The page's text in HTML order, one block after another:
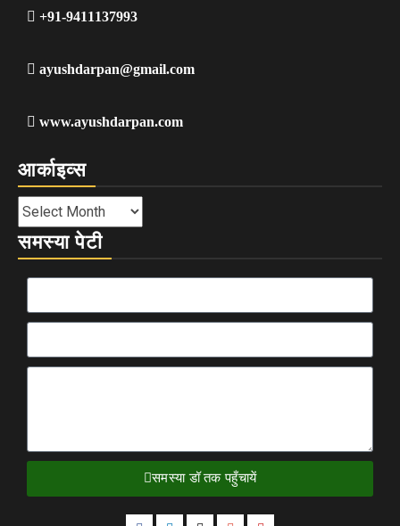
+91-9411137993
ayushdarpan@gmail.com
www.ayushdarpan.com
आर्काइव्स
समस्या पेटी
समस्या डॉ तक पहुँचायें